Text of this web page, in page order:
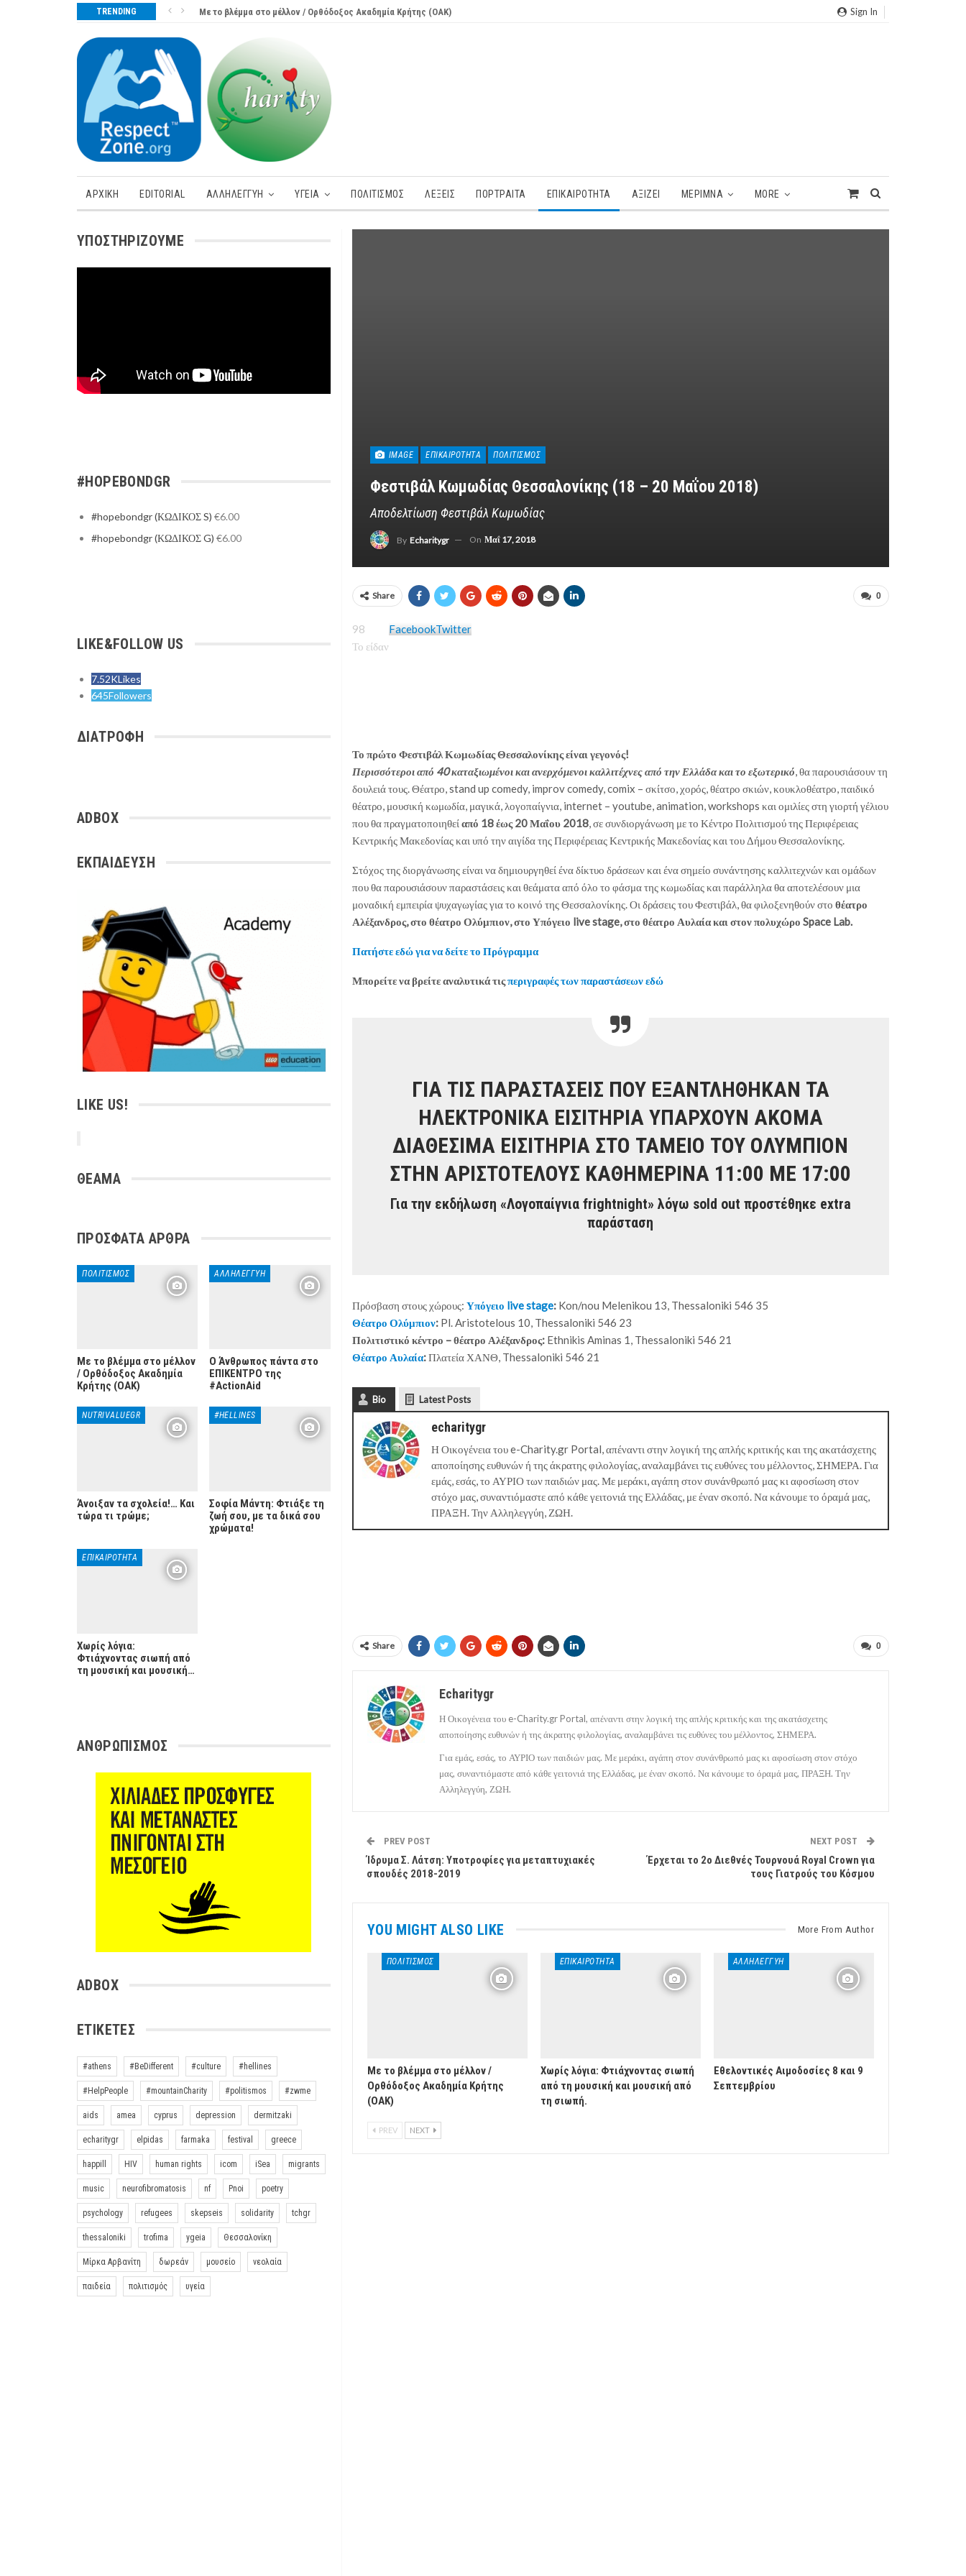
TRENDING Με το βλέμμα στο μέλλον / Ορθόδοξος Ακαδημία Κρήτης (ΟΑΚ) Sign In
ΑΡΧΙΚΗ EDITORIAL ΑΛΛΗΛΕΓΓΥΗ ΥΓΕΊΑ ΠΟΛΙΤΙΣΜΟΣ ΛΕΞΕΙΣ ΠΟΡΤΡΑΊΤΑ ΕΠΙΚΑΙΡΌΤΗΤΑ ΑΞΙΖΕΙ ΜΕΡΙΜΝΑ MORE
IMAGE ΕΠΙΚΑΙΡΌΤΗΤΑ ΠΟΛΙΤΙΣΜΌΣ
Φεστιβάλ Κωμωδίας Θεσσαλονίκης (18 – 20 Μαΐου 2018)
Αποδελτίωση Φεστιβάλ Κωμωδίας
By Echaritygr On Μαΐ 17, 2018
Share 0
98
Το είδαν
FacebookTwitter
Το πρώτο Φεστιβάλ Κωμωδίας Θεσσαλονίκης είναι γεγονός!
Περισσότεροι από 40 καταξιωμένοι και ανερχόμενοι καλλιτέχνες από την Ελλάδα και το εξωτερικό, θα παρουσιάσουν τη
δουλειά τους. Θέατρο, stand up comedy, improv comedy, comix – σκίτσο, χορός, θέατρο σκιών, κουκλοθέατρο, παιδικό
θέατρο, μουσική κωμωδία, μαγικά, λογοπαίγνια, internet – youtube, animation, workshops και ομιλίες στη γιορτή γέλιου
που θα πραγματοποιηθείαπό 18 έως 20 Μαΐου 2018, σε συνδιοργάνωση με το Κέντρο Πολιτισμού της Περιφέρειας
Κεντρικής Μακεδονίας και υπό την αιγίδα της Περιφέρειας Κεντρικής Μακεδονίας και του Δήμου Θεσσαλονίκης.
Στόχος της διοργάνωσης είναι να δημιουργηθεί ένα δίκτυο δράσεων και ένα σημείο συνάντησης καλλιτεχνών και ομάδων
που θα παρουσιάσουν παραστάσεις και θεάματα από όλο το φάσμα της κωμωδίας και παράλληλα θα αποτελέσουν μια
μοναδική εμπειρία ψυχαγωγίας για το κοινό της Θεσσαλονίκης. Οι δράσεις του Φεστιβάλ, θα φιλοξενηθούν στο θέατρο
Αλέξανδρος, στο θέατρο Ολύμπιον, στο Υπόγειο live stage, στο θέατρο Αυλαία και στον πολυχώρο Space Lab.
Πατήστε εδώ για να δείτε το Πρόγραμμα
Μπορείτε να βρείτε αναλυτικά τιςπεριγραφές των παραστάσεων εδώ
ΓΙΑ ΤΙΣ ΠΑΡΑΣΤΑΣΕΙΣ ΠΟΥ ΕΞΑΝΤΛΗΘΗΚΑΝ ΤΑ
ΗΛΕΚΤΡΟΝΙΚΑ ΕΙΣΙΤΗΡΙΑ ΥΠΑΡΧΟΥΝ ΑΚΟΜΑ
ΔΙΑΘΕΣΙΜΑ ΕΙΣΙΤΗΡΙΑ ΣΤΟ ΤΑΜΕΙΟ ΤΟΥ ΟΛΥΜΠΙΟΝ
ΣΤΗΝ ΑΡΙΣΤΟΤΕΛΟΥΣ ΚΑΘΗΜΕΡΙΝΑ 11:00 ΜΕ 17:00
Για την εκδήλωση «Λογοπαίγνια frightnight» λόγω sold out προστέθηκε extra
παράσταση
Πρόσβαση στους χώρους: Υπόγειο live stage:Kon/nou Melenikou 13, Thessaloniki 546 35
Θέατρο Ολύμπιον: Pl. Aristotelous 10, Thessaloniki 546 23
Πολιτιστικό κέντρο – θέατρο Αλέξανδρος: Ethnikis Aminas 1, Thessaloniki 546 21
Θέατρο Αυλαία:Πλατεία ΧΑΝΘ, Thessaloniki 546 21
Bio Latest Posts
echaritygr
Η Οικογένεια του e-Charity.gr Portal, απέναντι στην λογική της απλής κριτικής και της ακατάσχετης
αποποίησης ευθυνών ή της άκρατης φιλολογίας, αναλαμβάνει τις ευθύνες του μέλλοντος, ΣΗΜΕΡΑ. Για
εμάς, εσάς, το ΑΥΡΙΟ των παιδιών μας. Με μεράκι, αγάπη στον συνάνθρωπό μας κι αφοσίωση στον
στόχο μας, συναντιόμαστε από κάθε γειτονιά της Ελλάδας, με έναν σκοπό. Να κάνουμε το όραμά μας,
ΠΡΑΞΗ. Την Αλληλεγγύη, ΖΩΗ.
Share 0
Echaritygr
Η Οικογένεια του e-Charity.gr Portal, απέναντι στην λογική της απλής κριτικής και της ακατάσχετης
αποποίησης ευθυνών ή της άκρατης φιλολογίας, αναλαμβάνει τις ευθύνες του μέλλοντος, ΣΗΜΕΡΑ.
Για εμάς, εσάς, το ΑΥΡΙΟ των παιδιών μας. Με μεράκι, αγάπη στον συνάνθρωπό μας κι αφοσίωση στον στόχο
μας, συναντιόμαστε από κάθε γειτονιά της Ελλάδας, με έναν σκοπό. Να κάνουμε το όραμά μας, ΠΡΑΞΗ. Την
Αλληλεγγύη, ΖΩΗ.
PREV POST
Ίδρυμα Σ. Λάτση: Υποτροφίες για μεταπτυχιακές
σπουδές 2018-2019
NEXT POST
Έρχεται το 2ο Διεθνές Τουρνουά Royal Crown για
τους Γιατρούς του Κόσμου
YOU MIGHT ALSO LIKE More From Author
ΠΟΛΙΤΙΣΜΌΣ
Με το βλέμμα στο μέλλον /
Ορθόδοξος Ακαδημία Κρήτης
(ΟΑΚ)
ΕΠΙΚΑΙΡΌΤΗΤΑ
Χωρίς λόγια: Φτιάχνοντας σιωπή
από τη μουσική και μουσική από
τη σιωπή.
ΑΛΛΗΛΕΓΓΎΗ
Εθελοντικές Αιμοδοσίες 8 και 9
Σεπτεμβρίου
PREV NEXT
ΥΠΟΣΤΗΡΊΖΟΥΜΕ
#HOPEBONDGR
#hopebondgr (ΚΩΔΙΚΟΣ S) €6.00
#hopebondgr (ΚΩΔΙΚΟΣ G) €6.00
LIKE&FOLLOW US
7.52KLikes
645Followers
ΔΙΑΤΡΟΦΗ
ADBOX
ΕΚΠΑΙΔΕΥΣΗ
LIKE US!
ΘΕΑΜΑ
ΠΡΌΣΦΑΤΑ ΆΡΘΡΑ
ΠΟΛΙΤΙΣΜΌΣ
Με το βλέμμα στο μέλλον
/ Ορθόδοξος Ακαδημία
Κρήτης (ΟΑΚ)
ΑΛΛΗΛΕΓΓΎΗ
Ο Άνθρωπος πάντα στο
ΕΠΙΚΕΝΤΡΟ της
#ActionAid
NUTRIVALUEGR
Άνοιξαν τα σχολεία!… Και
τώρα τι τρώμε;
#HELLINES
Σοφία Μάντη: Φτιάξε τη
ζωή σου, με τα δικά σου
χρώματα!
ΕΠΙΚΑΙΡΌΤΗΤΑ
Χωρίς λόγια:
Φτιάχνοντας σιωπή από
τη μουσική και μουσική…
ΑΝΘΡΩΠΙΣΜΟΣ
ADBOX
ΕΤΙΚΈΤΕΣ
#athens #BeDifferent #culture #hellines
#HelpPeople #mountainCharity #politismos #zwme
aids amea cyprus depression dermitzaki
echaritygr elpidas farmaka festival greece
happill HIV human rights icom iSea migrants
music neurofibromatosis nf Pnoi poetry
psychology refugees skepseis solidarity tchgr
thessaloniki trofima ygeia Θεσσαλονίκη
Μίρκα Αρβανίτη δωρεάν μουσείο νεολαία
παιδεία πολιτισμός υγεία